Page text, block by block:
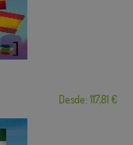
Desde: 117,81 €